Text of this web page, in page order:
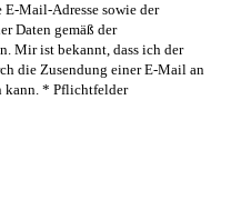
E-Mail-Adresse sowie der
Daten gemäß der
Mir ist bekannt, dass ich der
die Zusendung einer E-Mail an
kann. * Pflichtfelder